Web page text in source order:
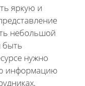
яркую и
небольшой
быть
нужно
информацию